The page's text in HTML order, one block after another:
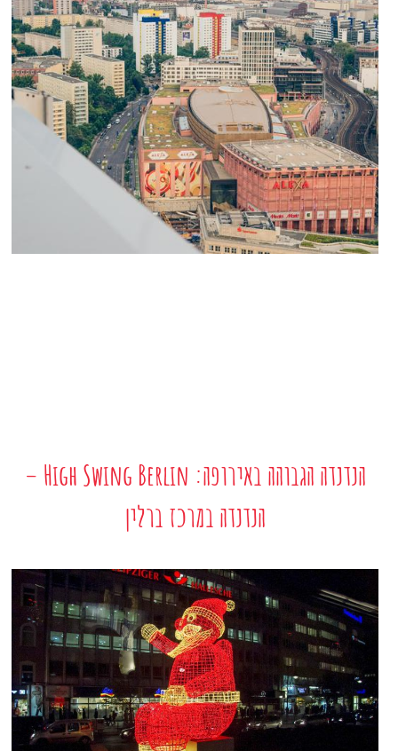
הנדנדה הגבוהה באירופה: High Swing Berlin –
הנדנדה במרכז ברלין